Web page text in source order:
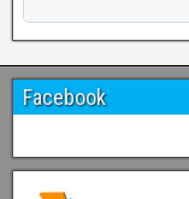
Facebook